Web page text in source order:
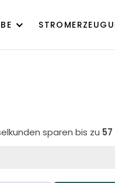
sparen bis zu 57